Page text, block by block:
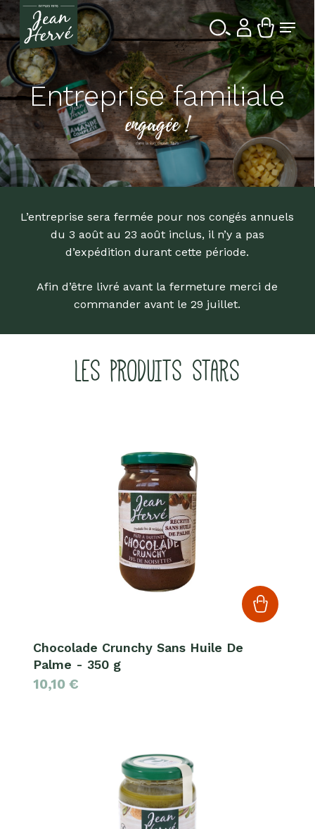
Passer
au
contenu
principalRecherche
de
produits
Menu
Entreprise familiale
engagée !
dans la Bio depuis 1976
L’entreprise sera fermée pour nos congés annuels
du 3 août au 23 août inclus, il n’y a pas
d’expédition durant cette période.
Afin d’être livré avant la fermeture merci de
commander avant le 29 juillet.
LES PRODUITS STARS
Chocolade Crunchy Sans Huile De
Palme - 350 g
10,10 €
le
menu